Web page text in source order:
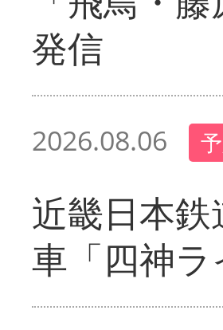
発信
2026.08.06
近畿日本
車「四神